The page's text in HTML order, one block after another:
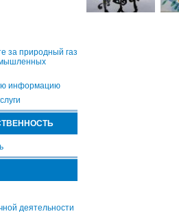
за природный газ
информацию
деятельности